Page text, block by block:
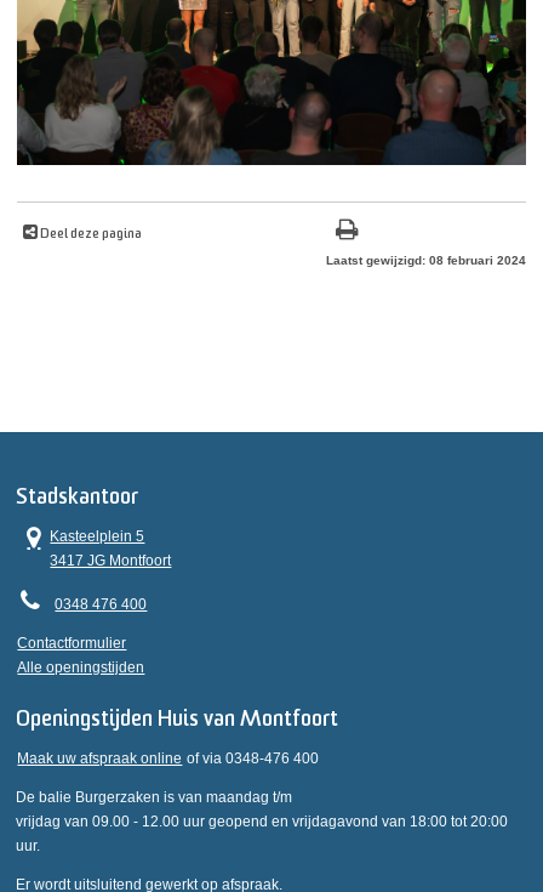
Deel deze pagina
Laatst gewijzigd: 08 februari 2024
Stadskantoor
Kasteelplein 5
3417 JG Montfoort
0348 476 400
Contactformulier
Alle openingstijden
Openingstijden Huis van Montfoort
Maak uw afspraak online of via 0348-476 400
De balie Burgerzaken is van maandag t/m
vrijdag van 09.00 - 12.00 uur geopend en vrijdagavond van 18:00 tot 20:00
uur.
Er wordt uitsluitend gewerkt op afspraak.